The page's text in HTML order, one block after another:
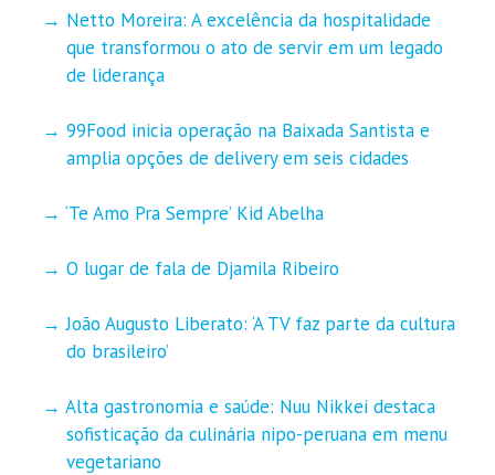
Netto Moreira: A excelência da hospitalidade
que transformou o ato de servir em um legado
de liderança
99Food inicia operação na Baixada Santista e
amplia opções de delivery em seis cidades
‘Te Amo Pra Sempre’ Kid Abelha
O lugar de fala de Djamila Ribeiro
João Augusto Liberato: ‘A TV faz parte da cultura
do brasileiro’
Alta gastronomia e saúde: Nuu Nikkei destaca
sofisticação da culinária nipo-peruana em menu
vegetariano